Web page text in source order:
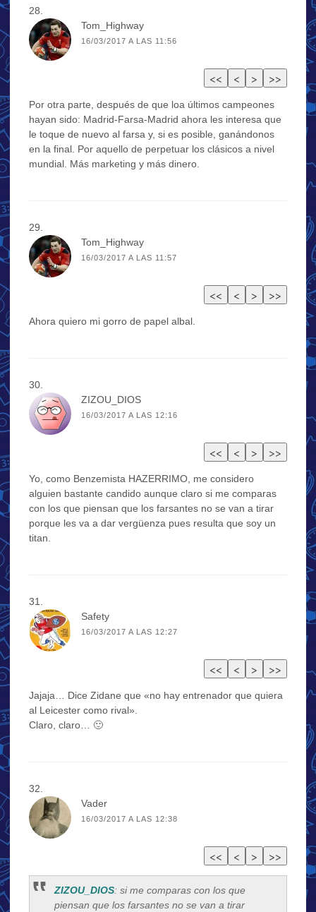
Tom_Highway
16/03/2017 A LAS 11:56
Por otra parte, después de que loa últimos campeones
hayan sido: Madrid-Farsa-Madrid ahora les interesa que
le toque de nuevo al farsa y, si es posible, ganándonos
en la final. Por aquello de perpetuar los clásicos a nivel
mundial. Más marketing y más dinero.
Tom_Highway
16/03/2017 A LAS 11:57
Ahora quiero mi gorro de papel albal.
ZIZOU_DIOS
16/03/2017 A LAS 12:16
Yo, como Benzemista HAZERRIMO, me considero
alguien bastante candido aunque claro si me comparas
con los que piensan que los farsantes no se van a tirar
porque les va a dar vergüenza pues resulta que soy un
titan.
Safety
16/03/2017 A LAS 12:27
Jajaja… Dice Zidane que «no hay entrenador que quiera
al Leicester como rival».
Claro, claro… 🙂
Vader
16/03/2017 A LAS 12:38
ZIZOU_DIOS: si me comparas con los que
piensan que los farsantes no se van a tirar